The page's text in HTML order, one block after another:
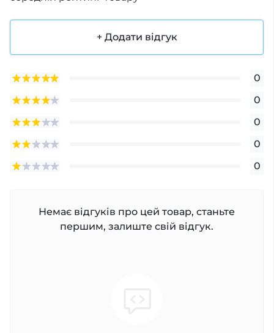
+ Додати відгук
0
0
0
0
0
Немає відгуків про цей товар, станьте
першим, залиште свій відгук.